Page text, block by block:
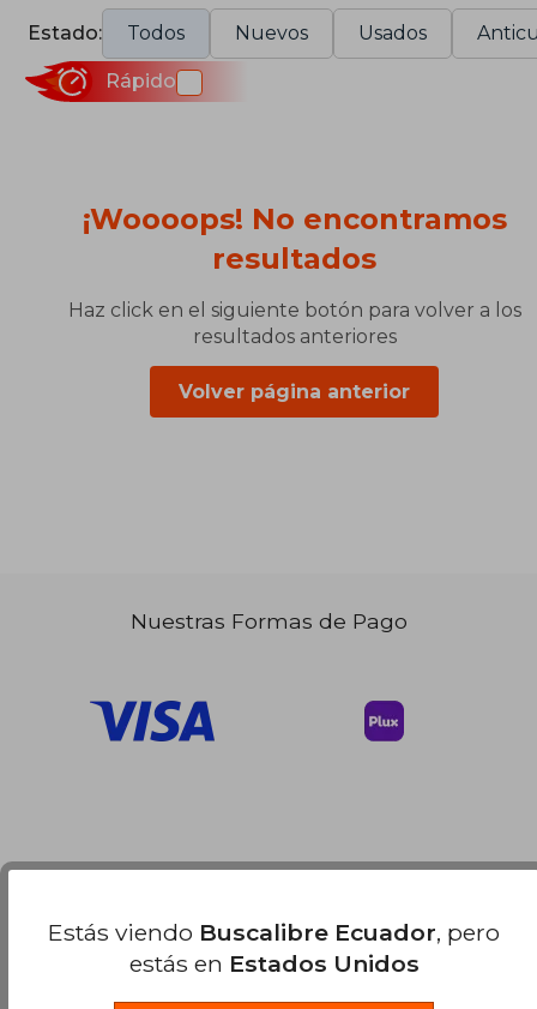
Estado: Todos Nuevos Usados
Rápido
¡Woooops! No encontramos
resultados
Haz click en el siguiente botón para volver a los
resultados anteriores
Volver página anterior
Nuestras Formas de Pago
Estás viendo Buscalibre Ecuador, pero
estás en Estados Unidos